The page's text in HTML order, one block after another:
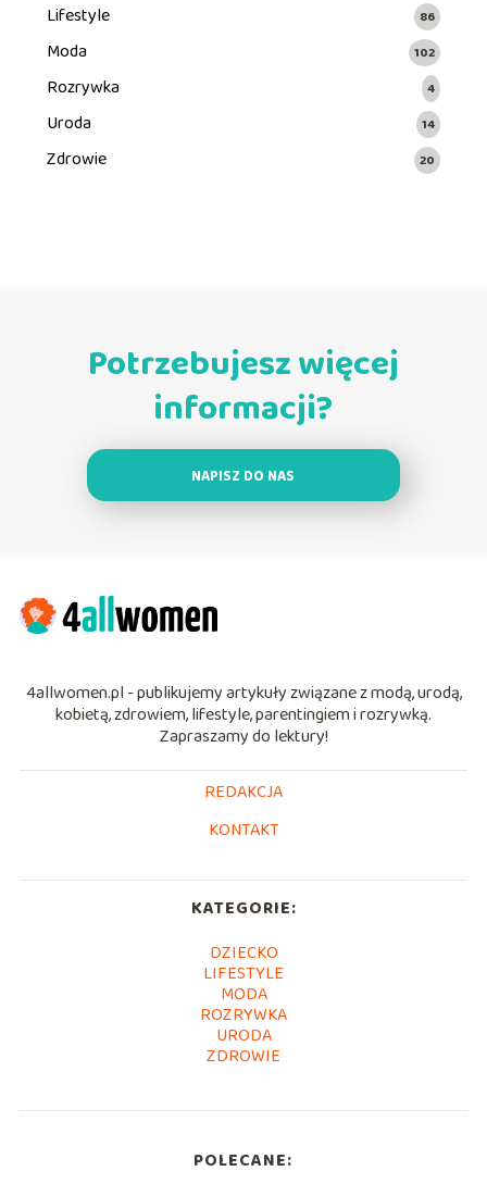
Lifestyle 86
Moda 102
Rozrywka 4
Uroda 14
Zdrowie 20
Potrzebujesz więcej
informacji?
NAPISZ DO NAS
4allwomen.pl - publikujemy artykuły związane z modą, urodą,
kobietą, zdrowiem, lifestyle, parentingiem i rozrywką.
Zapraszamy do lektury!
REDAKCJA
KONTAKT
KATEGORIE:
DZIECKO
LIFESTYLE
MODA
ROZRYWKA
URODA
ZDROWIE
POLECANE: